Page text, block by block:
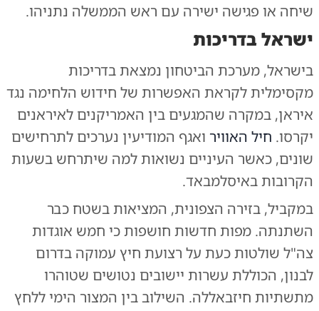
שיחה או פגישה ישירה עם ראש הממשלה נתניהו.
ישראל בדריכות
בישראל, מערכת הביטחון נמצאת בדריכות
מקסימלית לקראת האפשרות של חידוש הלחימה נגד
איראן, במקרה שהמגעים בין האמריקנים לאיראנים
יקרסו. חיל האוויר ואגף המודיעין נערכים לתרחישים
שונים, כאשר העיניים נשואות למה שיתרחש בשעות
הקרובות באיסלמבאד.
במקביל, בזירה הצפונית, המציאות בשטח כבר
השתנתה. מפות חדשות חושפות כי חמש אוגדות
צה"ל שולטות כעת על רצועת חיץ עמוקה בדרום
לבנון, הכוללת עשרות יישובים נטושים שטוהרו
מתשתיות חיזבאללה. השילוב בין המצור הימי ללחץ